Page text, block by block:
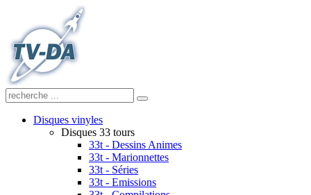
Disques vinyles
Disques 33 tours
33t - Dessins Animes
33t - Marionnettes
33t - Séries
33t - Emissions